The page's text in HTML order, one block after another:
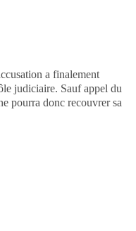
a finalement
judiciaire. Sauf appel du
pourra donc recouvrer sa